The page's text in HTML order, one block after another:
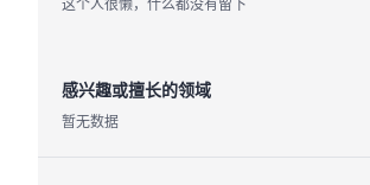
这个人很懒，什么都没有留下
感兴趣或擅长的领域
暂无数据